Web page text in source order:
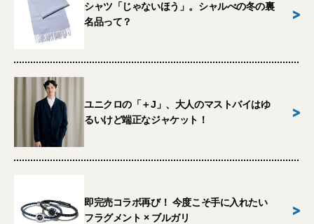
シャツ「じゃないほう」。シャルべの冬の裏
名品って？
>
ユニクロの「＋J」、大人のマストバイはゆ
るいけど端正なジャケット！
>
即完売コラボ再び！ 今度こそ手に入れたい
フラグメント × ブルガリ
>